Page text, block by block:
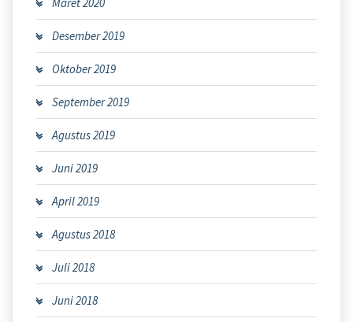
Desember 2019
Oktober 2019
September 2019
Agustus 2019
Juni 2019
April 2019
Agustus 2018
Juli 2018
Juni 2018